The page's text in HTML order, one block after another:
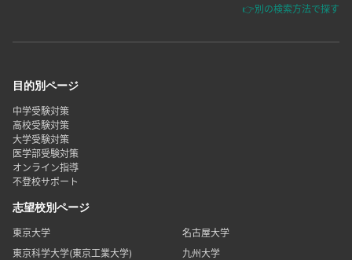
👉別の検索方法で探す
目的別ページ
中学受験対策
高校受験対策
大学受験対策
医学部受験対策
オンライン指導
不登校サポート
志望校別ページ
東京大学
名古屋大学
東京科学大学(東京工業大学)
九州大学